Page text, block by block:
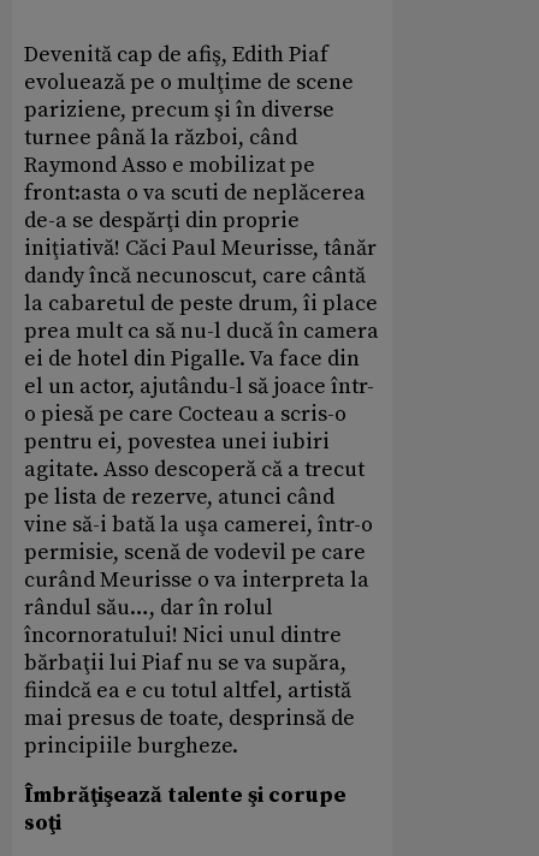
Devenită cap de afiş, Edith Piaf
evoluează pe o mulţime de scene
pariziene, precum şi în diverse
turnee până la război, când
Raymond Asso e mobilizat pe
front:asta o va scuti de neplăcerea
de-a se despărţi din proprie
iniţiativă! Căci Paul Meurisse, tânăr
dandy încă necunoscut, care cântă
la cabaretul de peste drum, îi place
prea mult ca să nu-l ducă în camera
ei de hotel din Pigalle. Va face din
el un actor, ajutându-l să joace într-
o piesă pe care Cocteau a scris-o
pentru ei, povestea unei iubiri
agitate. Asso descoperă că a trecut
pe lista de rezerve, atunci când
vine să-i bată la uşa camerei, într-o
permisie, scenă de vodevil pe care
curând Meurisse o va interpreta la
rândul său…, dar în rolul
încornoratului! Nici unul dintre
bărbaţii lui Piaf nu se va supăra,
fiindcă ea e cu totul altfel, artistă
mai presus de toate, desprinsă de
principiile burgheze.
Îmbrăţişează talente şi corupe
soţi